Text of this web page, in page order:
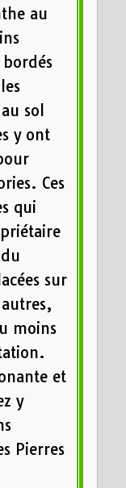
au
sol
y ont
Ces
qui
sur
moins
et
y
Pierres